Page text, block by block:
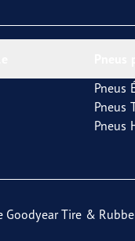
Pneus
Pneus
Pneus
Tire &